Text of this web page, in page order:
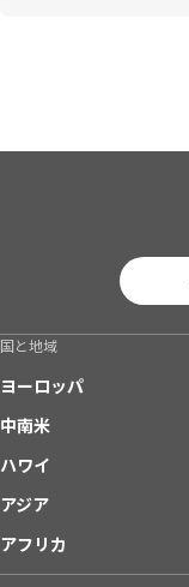
国と地域
ヨーロッパ
中南米
ハワイ
アジア
アフリカ